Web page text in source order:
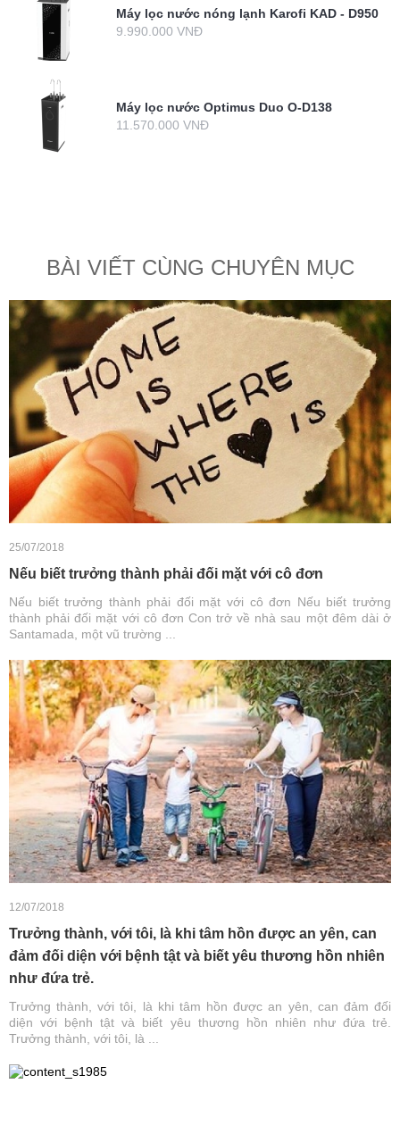
Máy lọc nước nóng lạnh Karofi KAD - D950
9.990.000 VNĐ
Máy lọc nước Optimus Duo O-D138
11.570.000 VNĐ
BÀI VIẾT CÙNG CHUYÊN MỤC
25/07/2018
Nếu biết trưởng thành phải đối mặt với cô đơn
Nếu biết trưởng thành phải đối mặt với cô đơn Nếu biết trưởng
thành phải đối mặt với cô đơn Con trở về nhà sau một đêm dài ở
Santamada, một vũ trường ...
12/07/2018
Trưởng thành, với tôi, là khi tâm hồn được an yên, can
đảm đối diện với bệnh tật và biết yêu thương hồn nhiên
như đứa trẻ.
Trưởng thành, với tôi, là khi tâm hồn được an yên, can đảm đối
diện với bệnh tật và biết yêu thương hồn nhiên như đứa trẻ.
Trưởng thành, với tôi, là ...